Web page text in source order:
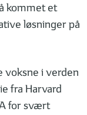
kommet et
løsninger på
voksne i verden
fra Harvard
for svært